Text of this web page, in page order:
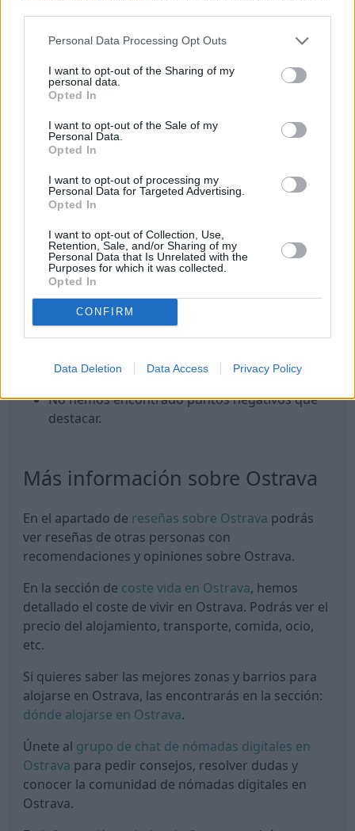
Personal Data Processing Opt Outs
I want to opt-out of the Sharing of my
personal data.
Opted In
I want to opt-out of the Sale of my
Personal Data.
Opted In
I want to opt-out of processing my
Personal Data for Targeted Advertising.
Opted In
I want to opt-out of Collection, Use,
Retention, Sale, and/or Sharing of my
Personal Data that Is Unrelated with the
Purposes for which it was collected.
Opted In
CONFIRM
Data Deletion Data Access Privacy Policy
Puntos a favor
Buen coste de vida.
Buena temperatura.
Internet rápido.
Es un lugar seguro.
Es seguro para las mujeres.
LGBTQ+ friendly.
Hay lugares para tomar café o té.
Hay lugares y eventos de cultura y ocio.
Hay lugares de interés que visitar.
Hay lugares para ir de compras.
Hay gimnasios y/o lugares para hacer deporte.
Hay tiendas de alimentos y/o supermercados.
Puntos en contra
No hemos encontrado puntos negativos que
destacar.
Más información sobre Ostrava
En el apartado de reseñas sobre Ostrava podrás
ver reseñas de otras personas con
recomendaciones y opiniones sobre Ostrava.
En la sección de coste vida en Ostrava, hemos
detallado el coste de vivir en Ostrava. Podrás ver el
precio del alojamiento, transporte, comida, ocio,
etc.
Si quieres saber las mejores zonas y barrios para
alojarse en Ostrava, las encontrarás en la sección:
dónde alojarse en Ostrava.
Únete al grupo de chat de nómadas digitales en
Ostrava para pedir consejos, resolver dudas y
conocer la comunidad de nómadas digitales en
Ostrava.